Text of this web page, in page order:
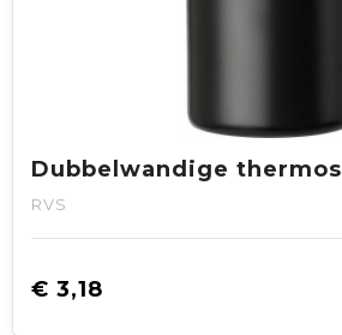
RVS
€ 3,18